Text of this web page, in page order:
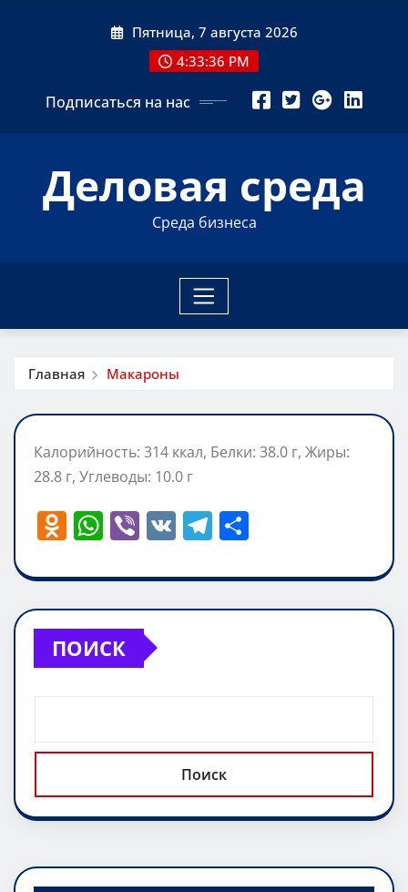
Пятница, 7 августа 2026
4:33:37 PM
Подписаться на нас
Деловая среда
Среда бизнеса
Главная Макароны
Калорийность: 314 ккал, Белки: 38.0 г, Жиры:
28.8 г, Углеводы: 10.0 г
O
n
o
kl
a
ki
W
at
s
A
p
Vi
er
V T
e
gr
п
р
ь
ПОИСК
Поиск